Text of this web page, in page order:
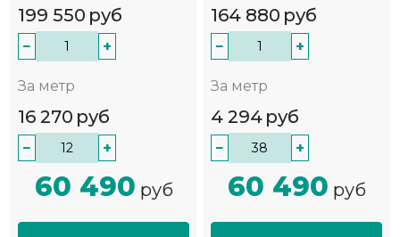
199 550 руб
− +
За метр
16 270 руб
− +
60 490 руб
164 880 руб
− +
За метр
4 294 руб
− +
60 490 руб